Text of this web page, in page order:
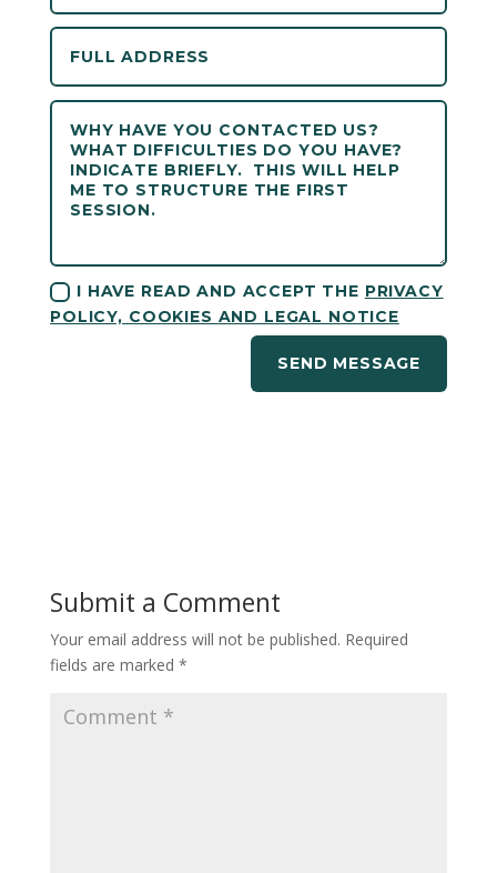
I HAVE READ AND ACCEPT THE PRIVACY
POLICY, COOKIES AND LEGAL NOTICE
SEND MESSAGE
Submit a Comment
Your email address will not be published. Required
fields are marked *